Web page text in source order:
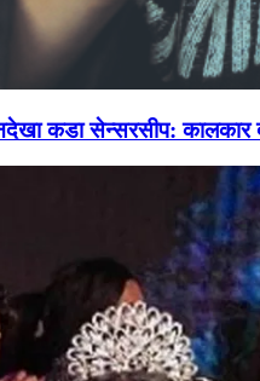
कडा सेन्सरसीप: कालकार